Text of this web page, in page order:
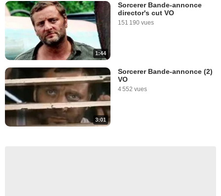
1:44
Sorcerer Bande-annonce
director's cut VO
151 190 vues
3:01
Sorcerer Bande-annonce (2)
VO
4 552 vues